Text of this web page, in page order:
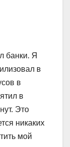
банки. Я
в
в
в
Это
никаких
мой